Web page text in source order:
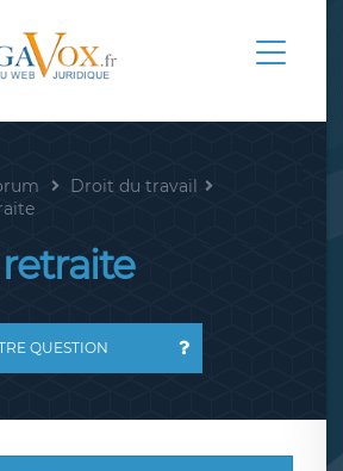
Droit du travail
QUESTION